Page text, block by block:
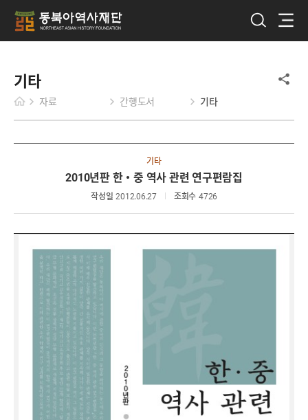
기타
자료 간행도서 기타
기타
2010년판 한·중 역사 관련 연구편람집
작성일 2012.06.27 조회수 4726